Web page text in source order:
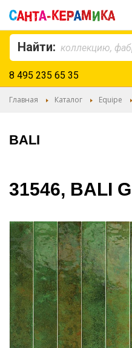
Найти:
8 495 235 65 35
Главная Каталог Equipe
BALI
31546, BALI